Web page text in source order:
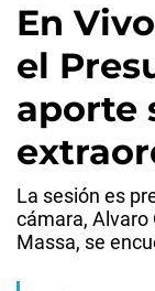
En
el
aporte
La sesión es
cámara, Alvaro
Massa, se